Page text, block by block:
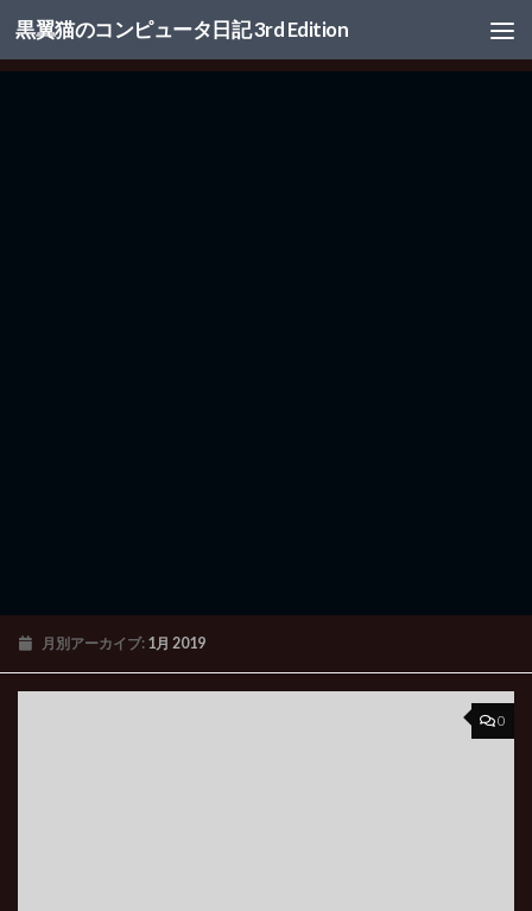
コンテンツへスキップ
黒翼猫のコンピュータ日記 3rd Edition
月別アーカイブ: 1月 2019
0